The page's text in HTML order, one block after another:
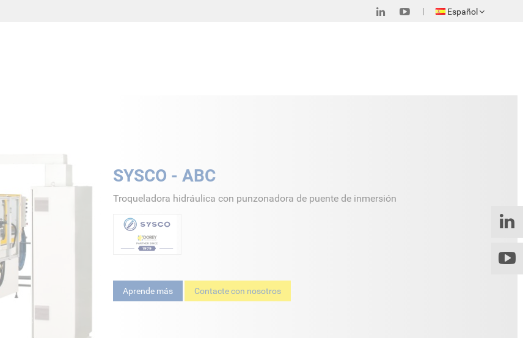
Español
SYSCO - ABC
Troqueladora hidráulica con punzonadora de puente de inmersión
Aprende más Contacte con nosotros